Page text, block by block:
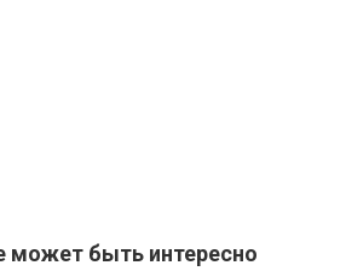
может быть интересно